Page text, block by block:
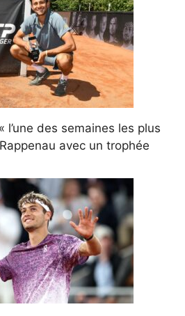
l’une des semaines les plus
avec un trophée